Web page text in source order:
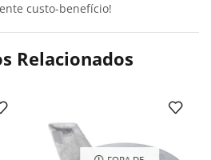
custo-benefício!
Relacionados